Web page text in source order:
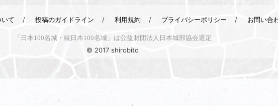
て 投稿のガイドライン 利用規約 プライバシーポリシー お問い合
「日本100名城・続日本100名城」は公益財団法人日本城郭協会選定
© 2017 shirobito